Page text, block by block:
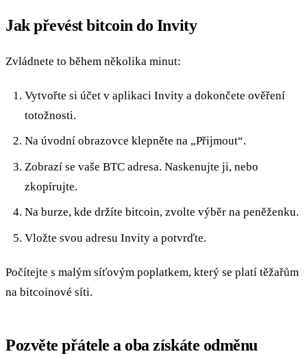
Jak převést bitcoin do Invity
Zvládnete to během několika minut:
Vytvořte si účet v aplikaci Invity a dokončete ověření
totožnosti.
Na úvodní obrazovce klepněte na „Přijmout“.
Zobrazí se vaše BTC adresa. Naskenujte ji, nebo
zkopírujte.
Na burze, kde držíte bitcoin, zvolte výběr na peněženku.
Vložte svou adresu Invity a potvrďte.
Počítejte s malým síťovým poplatkem, který se platí těžařům
na bitcoinové síti.
Pozvěte přátele a oba získáte odměnu